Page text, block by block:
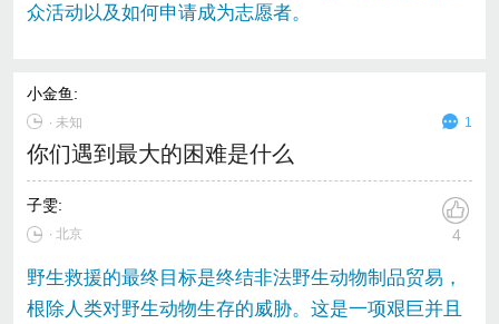
众活动以及如何申请成为志愿者。
小金鱼:
∙ 未知 1
你们遇到最大的困难是什么
子雯:
∙ 北京 4
野生救援的最终目标是终结非法野生动物制品贸易，
根除人类对野生动物生存的威胁。这是一项艰巨并且